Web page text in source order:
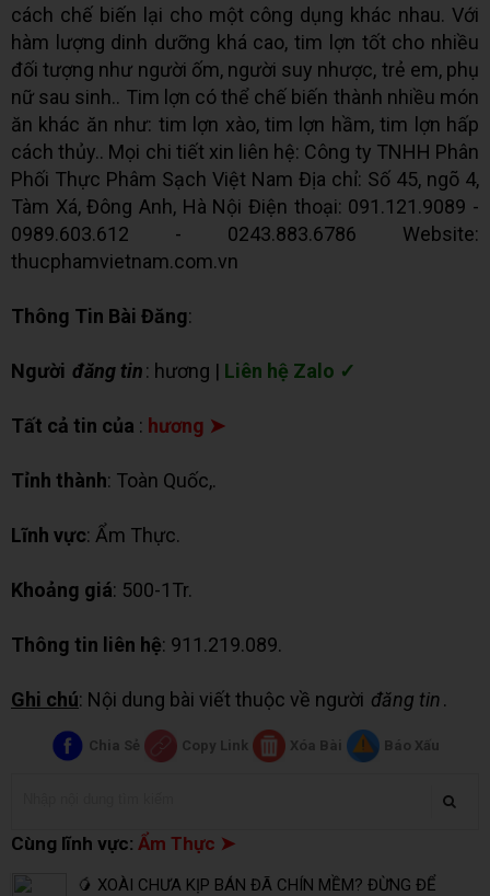
cách chế biến lại cho một công dụng khác nhau. Với
hàm lượng dinh dưỡng khá cao, tim lợn tốt cho nhiều
đối tượng như người ốm, người suy nhược, trẻ em, phụ
nữ sau sinh.. Tim lợn có thể chế biến thành nhiều món
ăn khác ăn như: tim lợn xào, tim lợn hầm, tim lợn hấp
cách thủy.. Mọi chi tiết xin liên hệ: Công ty TNHH Phân
Phối Thực Phâm Sạch Việt Nam Địa chỉ: Số 45, ngõ 4,
Tàm Xá, Đông Anh, Hà Nội Điện thoại: 091.121.9089 -
0989.603.612 - 0243.883.6786 Website:
thucphamvietnam.com.vn
Thông Tin Bài Đăng:
Người đăng tin: hương | Liên hệ Zalo ✓
Tất cả tin của : hương ➤
Tỉnh thành: Toàn Quốc,.
Lĩnh vực: Ẩm Thực.
Khoảng giá: 500-1Tr.
Thông tin liên hệ: 911.219.089.
Ghi chú: Nội dung bài viết thuộc về người đăng tin.
Chia Sẻ Copy Link Xóa Bài Báo Xấu
Cùng lĩnh vực: Ẩm Thực ➤
🥭 XOÀI CHƯA KỊP BÁN ĐÃ CHÍN MỀM? ĐỪNG ĐỂ